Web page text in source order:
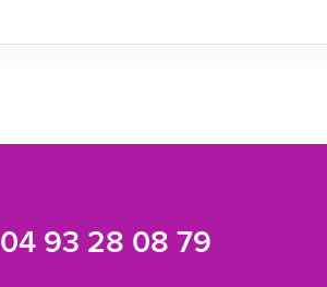
04 93 28 08 79